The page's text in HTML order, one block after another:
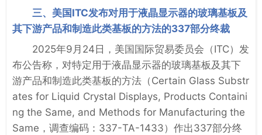
三、美国ITC发布对用于液晶显示器的玻璃基板及
其下游产品和制造此类基板的方法的337部分终裁
2025年9月24日，美国国际贸易委员会（ITC）发
布公告称，对特定用于液晶显示器的玻璃基板及其下
游产品和制造此类基板的方法（Certain Glass Substr
ates for Liquid Crystal Displays, Products Containi
ng the Same, and Methods for Manufacturing the
Same，调查编码：337-TA-1433）作出337部分终